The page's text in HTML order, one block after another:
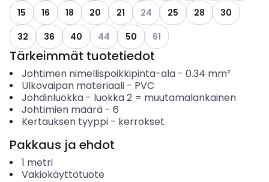
15
16 18 20 21 Katso käytettävissä olevat
24 25 28
30
32
36 40 Katso käytettävissä olevat vaihtoehdot
44 50 Katso käytettävissä olevat
61
Tärkeimmät tuotetiedot
Johtimen nimellispoikkipinta-ala- 0.34 mm²
Ulkovaipan materiaali- PVC
Johdinluokka- luokka 2 = muutamalankainen
Johtimien määrä- 6
Kertauksen tyyppi- kerrokset
Pakkaus ja ehdot
1 metri
Vakiokäyttötuote